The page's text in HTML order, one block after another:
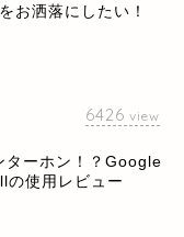
お洒落にしたい！
6426 view
ターホン！？Google
使用レビュー
ホーム